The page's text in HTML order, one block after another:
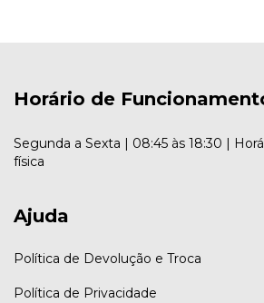
Horário de
Segunda a Sexta | 08:45 às 18:30 |
física
Ajuda
Política de Devolução e Troca
Política de Privacidade